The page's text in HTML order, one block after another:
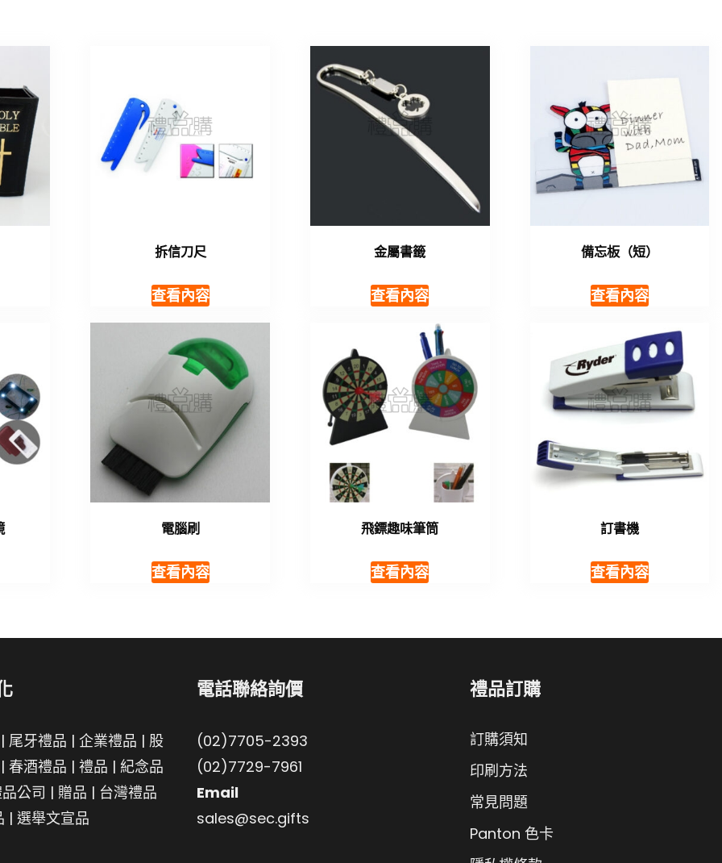
拆信刀尺
查看內容
金屬書籤
查看內容
備忘板（短）
查看內容
電腦刷
查看內容
飛鏢趣味筆筒
查看內容
訂書機
查看內容
尾牙禮品 | 企業禮品 | 股
春酒禮品 | 禮品 | 紀念品
公司 | 贈品 | 台灣禮品
| 選舉文宣品
電話聯絡詢價
(02)7705-2393
(02)7729-7961
Email
sales@sec.gifts
禮品訂購
訂購須知
印刷方法
常見問題
Panton 色卡